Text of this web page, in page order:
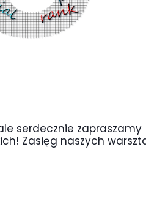
serdecznie zapraszamy
Zasięg naszych